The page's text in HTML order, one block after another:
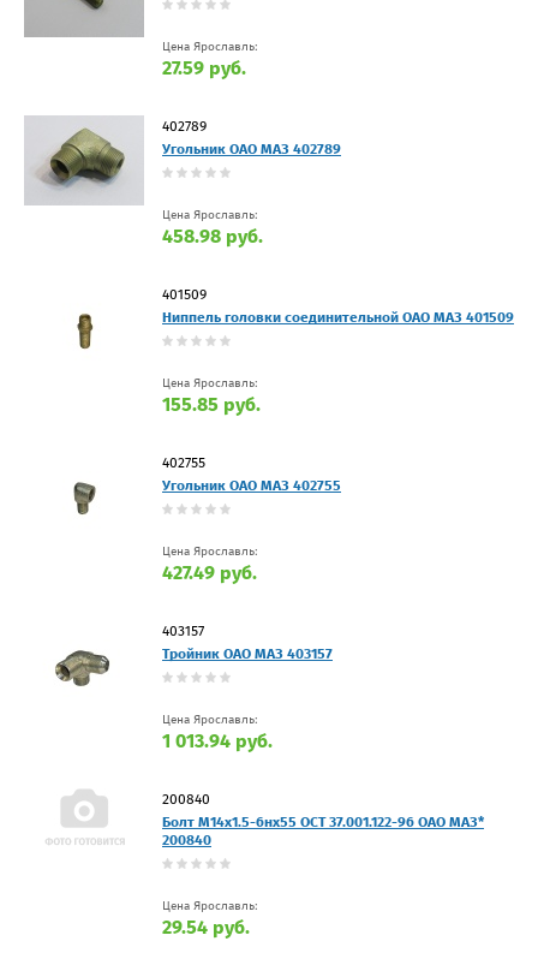
Цена Ярославль:
27.59 руб.
402789
Угольник ОАО МАЗ 402789
Цена Ярославль:
458.98 руб.
401509
Ниппель головки соединительной ОАО МАЗ 401509
Цена Ярославль:
155.85 руб.
402755
Угольник ОАО МАЗ 402755
Цена Ярославль:
427.49 руб.
403157
Тройник ОАО МАЗ 403157
Цена Ярославль:
1 013.94 руб.
200840
Болт М14х1.5-6нх55 ОСТ 37.001.122-96 ОАО МАЗ*
200840
Цена Ярославль:
29.54 руб.